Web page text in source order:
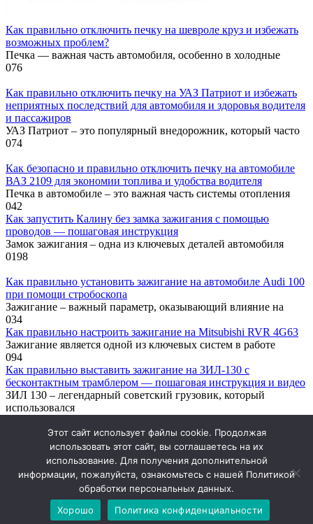
Как правильно отключить печку на шевроле круз и избежать
возможных проблем?
Печка — важная часть автомобиля, особенно в холодные
076
Как правильно отключить печку на УАЗ Патриот и избежать
неприятных последствий для автомобиля и здоровья водителя
и пассажиров
УАЗ Патриот – это популярный внедорожник, который часто
074
Как безопасно и правильно отключить печку на автомобиле
ВАЗ 2109 для экономии топлива и удобства водителя
Печка в автомобиле – это важная часть системы отопления
042
Как запустить Калину без замка зажигания с помощью
проводов — пошаговая инструкция
Замок зажигания – одна из ключевых деталей автомобиля
0198
Как правильно установить зажигание на автомобиле Audi 100
при помощи стробоскопа
Зажигание – важный параметр, оказывающий влияние на
034
Как правильно настроить зажигание на Mitsubishi RVR 4G63
Зажигание является одной из ключевых систем в работе
094
Как правильно выставить зажигание на ЗИЛ-130 с
бесконтактным трамблером — пошаговая инструкция и видео
ЗИЛ 130 – легендарный советский грузовик, который
использовался
Политика конфиденциальности
О сайте
© 2026 Автомобильный информационный портал |
Этот сайт использует файлы cookie. Продолжая
использовать этот сайт, вы соглашаетесь на их
использование. Для получения дополнительной
информации, пожалуйста, ознакомьтесь с нашей Политикой
обработки персональных данных.
Хорошо
Политика конфиденциальности